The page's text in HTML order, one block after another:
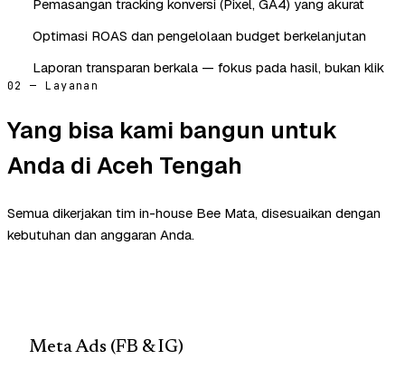
Pemasangan tracking konversi (Pixel, GA4) yang akurat
Optimasi ROAS dan pengelolaan budget berkelanjutan
Laporan transparan berkala — fokus pada hasil, bukan klik
02 — Layanan
Yang bisa kami bangun untuk
Anda di Aceh Tengah
Semua dikerjakan tim in-house Bee Mata, disesuaikan dengan
kebutuhan dan anggaran Anda.
Meta Ads (FB & IG)